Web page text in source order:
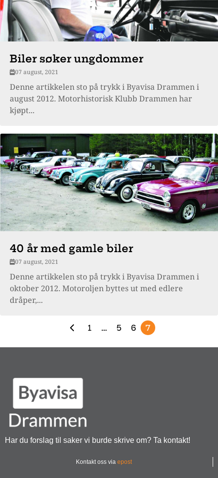
Biler søker ungdommer
07 august, 2021
Denne artikkelen sto på trykk i Byavisa Drammen i
august 2012. Motorhistorisk Klubb Drammen har
kjøpt...
40 år med gamle biler
07 august, 2021
Denne artikkelen sto på trykk i Byavisa Drammen i
oktober 2012. Motoroljen byttes ut med edlere
dråper,...
1 … 5 6 7
Har du forslag til saker vi burde skrive om? Ta kontakt!
Kontakt oss via epost